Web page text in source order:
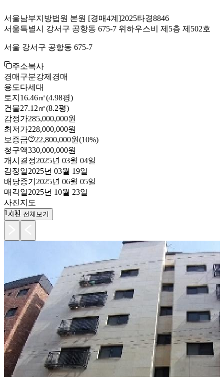
서울남부지방법원 본원 [경매4계]2025타경8846
서울특별시 강서구 공항동 675-7 위하우스비 제5층 제502호
서울 강서구 공항동 675-7
주소복사
경매구분강제경매
용도다세대
토지 16.46㎡(4.98평)
건물27.12㎡(8.2평)
감정가285,000,000원
최저가228,000,000원
보증금
22,800,000원(10%)
청구액330,000,000원
개시결정2025년 03월 04일
감정일2025년 03월 19일
배당종기 2025년 06월 05일
매각일2025년 10월 23일
사진지도
1 /11
사진 전체보기